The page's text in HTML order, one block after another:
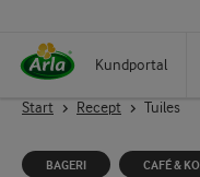
Kundportal
Start Recept Tuiles
BAGERI CAFÉ &